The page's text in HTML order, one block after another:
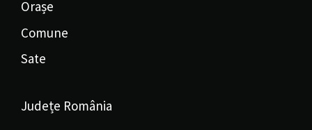
Orașe
Comune
Sate
Județe România